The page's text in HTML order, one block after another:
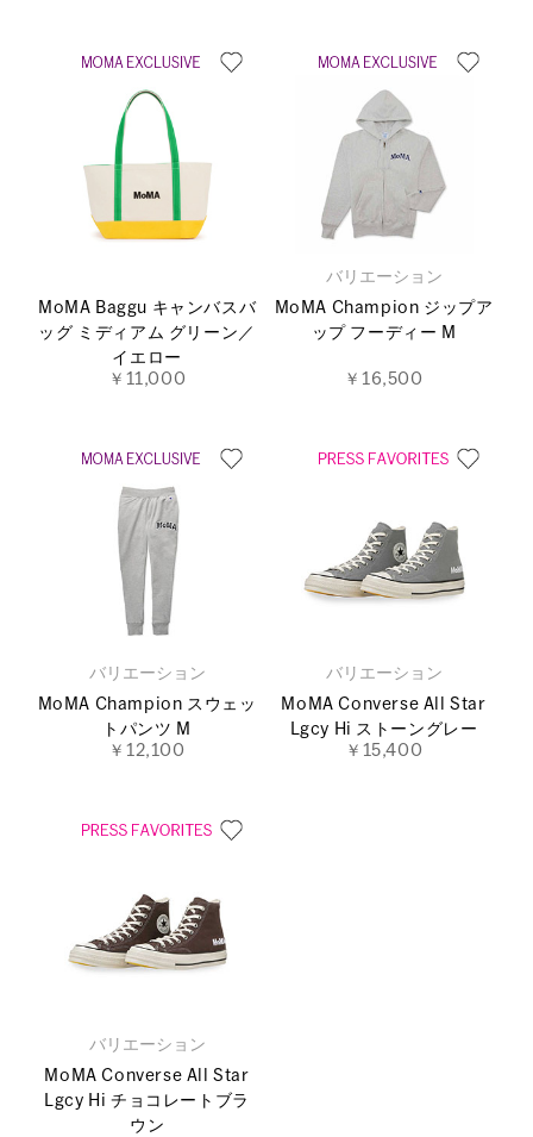
MoMA Baggu キャンバスバ
ッグ ミディアム グリーン／
イエロー
￥11,000
バリエーション
MoMA Champion ジップア
ップ フーディー M
￥16,500
バリエーション
MoMA Champion スウェッ
トパンツ M
￥12,100
バリエーション
MoMA Converse All Star
Lgcy Hi ストーングレー
￥15,400
バリエーション
MoMA Converse All Star
Lgcy Hi チョコレートブラ
ウン